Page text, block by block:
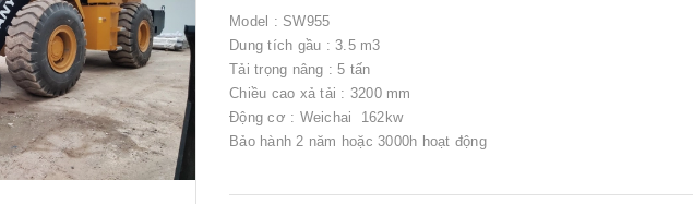
Model : SW955
Dung tích gầu : 3.5 m3
Tải trọng nâng : 5 tấn
Chiều cao xả tải : 3200 mm
Động cơ : Weichai 162kw
Bảo hành 2 năm hoặc 3000h hoạt động